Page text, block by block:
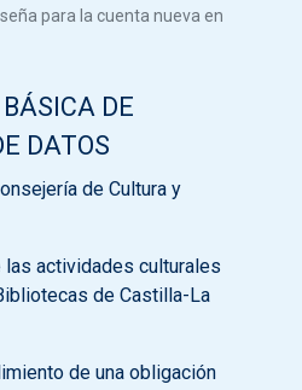
para la cuenta nueva en
DE
DATOS
de Cultura y
las actividades culturales
de Castilla-La
de una obligación